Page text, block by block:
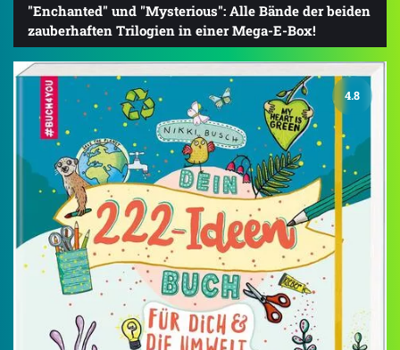
"Enchanted" und "Mysterious": Alle Bände der beiden
zauberhaften Trilogien in einer Mega-E-Box!
4.8